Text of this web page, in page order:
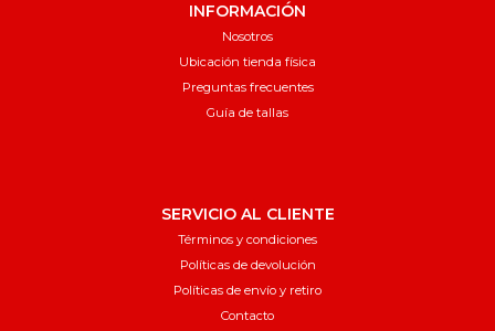
INFORMACIÓN
Nosotros
Ubicación tienda física
Preguntas frecuentes
Guía de tallas
SERVICIO AL CLIENTE
Términos y condiciones
Políticas de devolución
Políticas de envío y retiro
Contacto